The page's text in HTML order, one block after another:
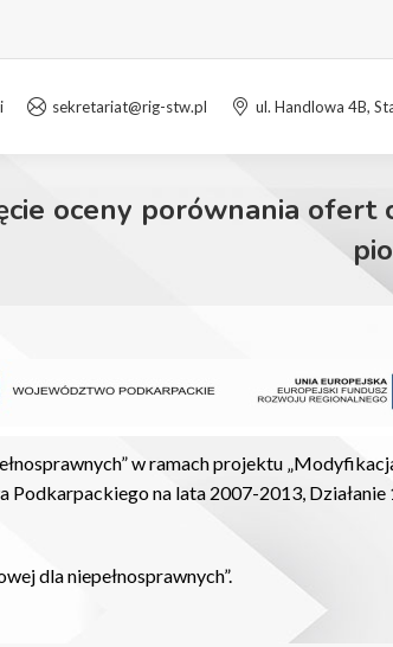
sekretariat@rig-stw.pl ul. Handlowa 4B,
oceny porównania ofert
w ramach projektu
na lata 2007-2013, Działanie
dla niepełnosprawnych”.